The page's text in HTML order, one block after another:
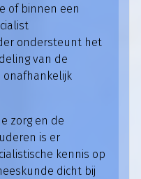
of binnen een
ondersteunt het
van de
onafhankelijk
zorg en de
is er
kennis op
dicht bij